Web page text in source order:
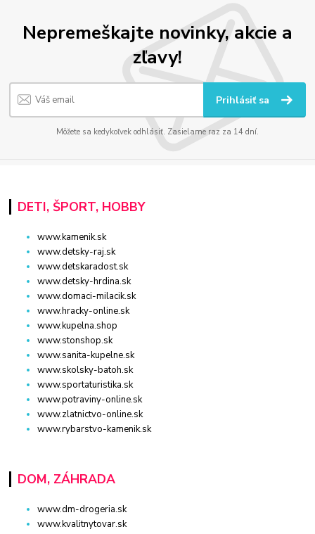
Nepremeškajte novinky, akcie a
zľavy!
Prihlásiť sa
Môžete sa kedykoľvek odhlásiť. Zasielame raz za 14 dní.
DETI, ŠPORT, HOBBY
www.kamenik.sk
www.detsky-raj.sk
www.detskaradost.sk
www.detsky-hrdina.sk
www.domaci-milacik.sk
www.hracky-online.sk
www.kupelna.shop
www.stonshop.sk
www.sanita-kupelne.sk
www.skolsky-batoh.sk
www.sportaturistika.sk
www.potraviny-online.sk
www.zlatnictvo-online.sk
www.rybarstvo-kamenik.sk
DOM, ZÁHRADA
www.dm-drogeria.sk
www.kvalitnytovar.sk